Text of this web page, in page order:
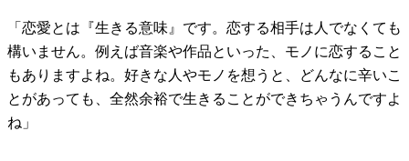
「恋愛とは『生きる意味』です。恋する相手は人でなくても
構いません。例えば音楽や作品といった、モノに恋すること
もありますよね。好きな人やモノを想うと、どんなに辛いこ
とがあっても、全然余裕で生きることができちゃうんですよ
ね」